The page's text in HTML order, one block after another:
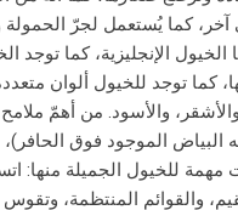
كما يُستعمل لجرّ
الخيول الإنجليزية، كما توجد
توجد للخيول ألوان
والأسود. من أهمّ
الموجود فوق
للخيول الجميلة منها:
والقوائم المنتظمة،